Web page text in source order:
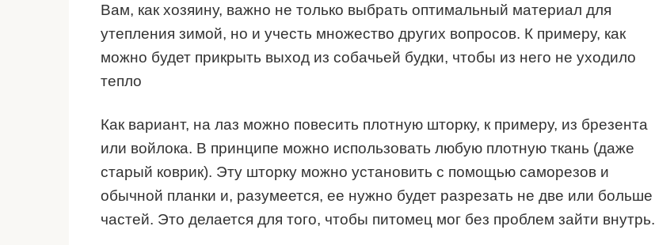
Вам, как хозяину, важно не только выбрать оптимальный материал для
утепления зимой, но и учесть множество других вопросов. К примеру, как
можно будет прикрыть выход из собачьей будки, чтобы из него не уходило
тепло
Как вариант, на лаз можно повесить плотную шторку, к примеру, из брезента
или войлока. В принципе можно использовать любую плотную ткань (даже
старый коврик). Эту шторку можно установить с помощью саморезов и
обычной планки и, разумеется, ее нужно будет разрезать не две или больше
частей. Это делается для того, чтобы питомец мог без проблем зайти внутрь.